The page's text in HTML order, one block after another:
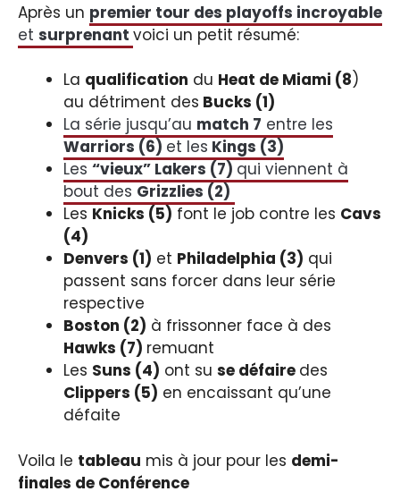
Après un premier tour des playoffs incroyable
et surprenant voici un petit résumé:
La qualification du Heat de Miami (8)
au détriment des Bucks (1)
La série jusqu’au match 7 entre les
Warriors (6) et les Kings (3)
Les “vieux” Lakers (7) qui viennent à
bout des Grizzlies (2)
Les Knicks (5) font le job contre les Cavs
(4)
Denvers (1) et Philadelphia (3) qui
passent sans forcer dans leur série
respective
Boston (2) à frissonner face à des
Hawks (7) remuant
Les Suns (4) ont su se défaire des
Clippers (5) en encaissant qu’une
défaite
Voila le tableau mis à jour pour les demi-
finales de Conférence